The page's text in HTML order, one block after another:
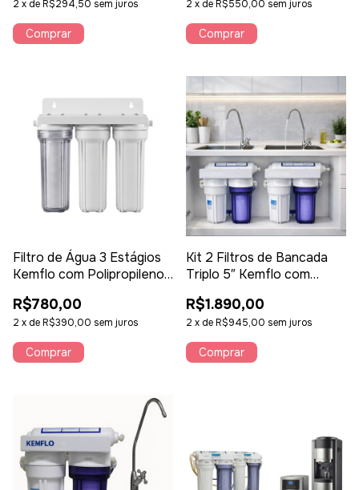
2 x deR$294,50 sem juros
Comprar
Kemflo
2 x deR$550,00 sem juros
Filtro de Água 3 Estágios
Kemflo com Polipropileno
Purificador Residencial de
Alta Vazão
R$780,00
2 x deR$390,00 sem juros
Kit 2 Filtros de Bancada
Triplo 5″ Kemflo com
Selo Inmetro
R$1.890,00
2 x deR$945,00 sem juros